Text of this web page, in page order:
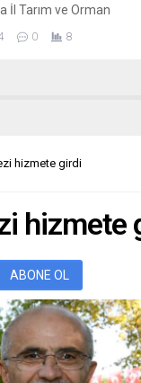
İl Tarım ve Orman
ürünlerinin sağlıklı bir
AŞ...
0 8
hizmete girdi
hizmete
ABONE OL